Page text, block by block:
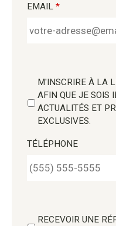
EMAIL *
M'INSCRIRE À LA
AFIN QUE JE SOIS
ACTUALITÉS ET
EXCLUSIVES.
TÉLÉPHONE
RECEVOIR UNE